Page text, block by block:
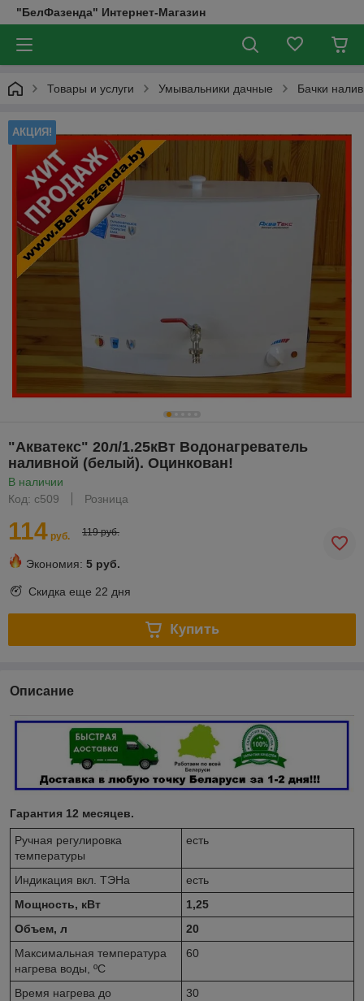
"БелФазенда" Интернет-Магазин
Товары и услуги Умывальники дачные Бачки
АКЦИЯ!
"Акватекс" 20л/1.25кВт Водонагреватель
наливной (белый). Оцинкован!
В наличии
Код: с509
Розница
114 руб. 119 руб.
Экономия: 5 руб.
Скидка еще 22 дня
Купить
Описание
Гарантия 12 месяцев.
Ручная регулировка
температуры
есть
Индикация вкл. ТЭНа
есть
Мощность, кВт
1,25
Объем, л
20
Максимальная температура
нагрева воды, ºС
60
Время нагрева до
30